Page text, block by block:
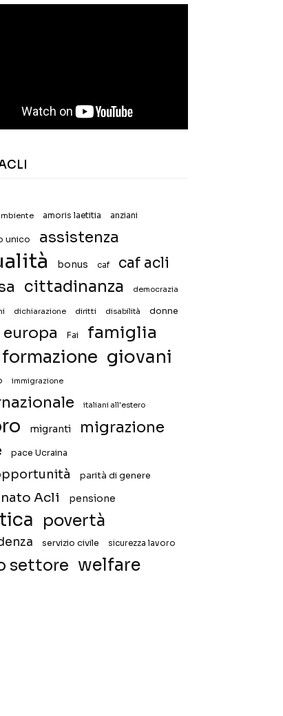
amoris laetitia anziani
unico assistenza
bonus caf caf acli
cittadinanza democrazia
dichiarazione diritti disabilità donne
europa Fai famiglia
formazione giovani
immigrazione
italiani all'estero
migranti
migrazione
pace Ucraina
parità di genere
Acli pensione
povertà
servizio civile sicurezza lavoro
settore welfare